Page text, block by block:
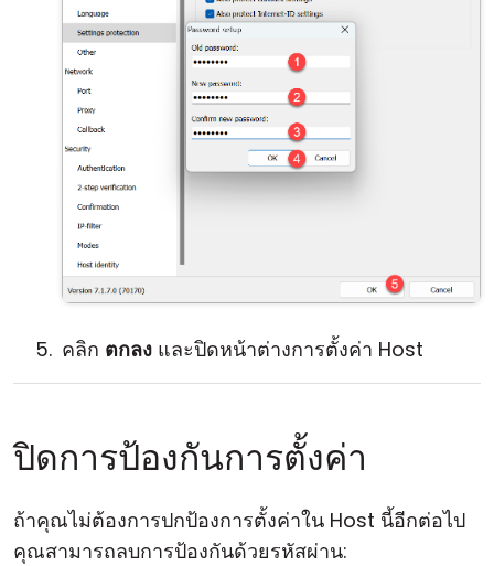
คลิก ตกลง และปิดหน้าต่างการตั้งค่า Host
ปิดการป้องกันการตั้งค่า
ถ้าคุณไม่ต้องการปกป้องการตั้งค่าใน Host นี้อีกต่อไป
คุณสามารถลบการป้องกันด้วยรหัสผ่าน: